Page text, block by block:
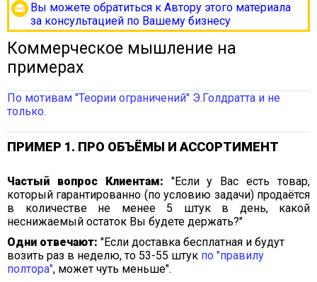
Вы можете обратиться к Автору этого материала
за консультацией по Вашему бизнесу
Коммерческое мышление на
примерах
По мотивам "Теории ограничений" Э.Голдратта и не
только.
ПРИМЕР 1. ПРО ОБЪЁМЫ И АССОРТИМЕНТ
Частый вопрос Клиентам: "Если у Вас есть товар,
который гарантированно (по условию задачи) продаётся
в количестве не менее 5 штук в день, какой
неснижаемый остаток Вы будете держать?"
Одни отвечают: "Если доставка бесплатная и будут
возить раз в неделю, то 53-55 штук по "правилу
полтора", может чуть меньше".